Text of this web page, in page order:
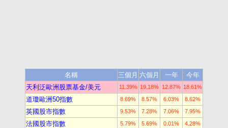
名稱 三個月 六個月 一年
今年
天利泛歐洲股票基金/美元
11.39% 19.18% 12.87% 18.61%
道瓊歐洲50指數 8.69% 8.57% 6.03% 8.62%
英國股市指數 9.53% 7.28% 7.06% 7.95%
法國股市指數 5.79% 5.69% 0.01% 4.28%